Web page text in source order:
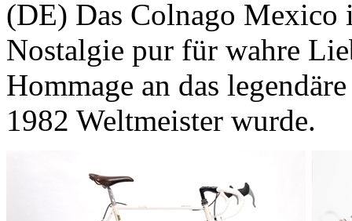
(DE) Das Colnago Mexico
Nostalgie pur für wahre
Hommage an das
1982 Weltmeister wurde.